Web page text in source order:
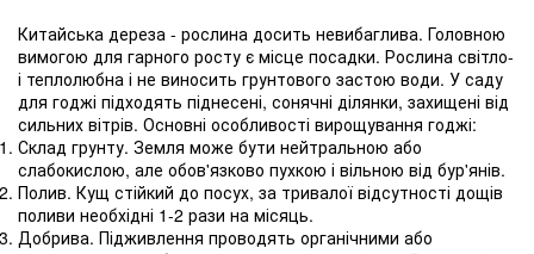
Китайська дереза - рослина досить невибаглива. Головною
вимогою для гарного росту є місце посадки. Рослина світло-
і теплолюбна і не виносить грунтового застою води. У саду
для годжі підходять піднесені, сонячні ділянки, захищені від
сильних вітрів. Основні особливості вирощування годжі:
Склад грунту. Земля може бути нейтральною або
слабокислою, але обов'язково пухкою і вільною від бур'янів.
Полив. Кущ стійкий до посух, за тривалої відсутності дощів
поливи необхідні 1-2 рази на місяць.
Добрива. Підживлення проводять органічними або